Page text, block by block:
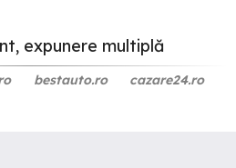
expunere multiplă
bestauto.ro cazare24.ro